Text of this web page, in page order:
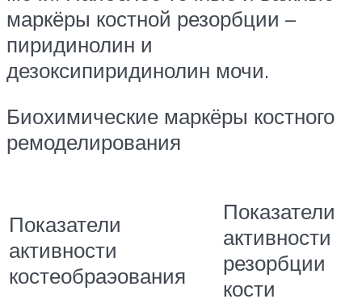
маркёры костной резорбции –
пиридинолин и
дезоксипиридинолин мочи.
Биохимические маркёры костного
ремоделирования
Показатели
активности
костеобраэования
Показатели
активности
резорбции
кости